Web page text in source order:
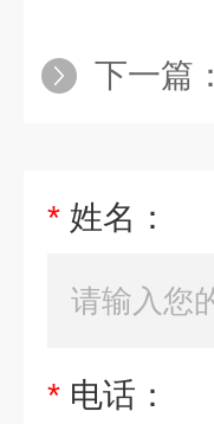
下一篇：
* 姓名：
* 电话：